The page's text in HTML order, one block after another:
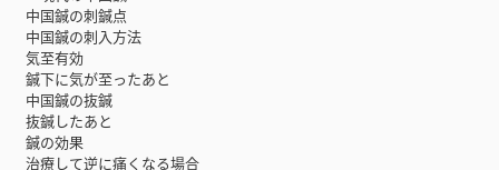
中国鍼の刺鍼点
中国鍼の刺入方法
気至有効
鍼下に気が至ったあと
中国鍼の抜鍼
抜鍼したあと
鍼の効果
治療して逆に痛くなる場合